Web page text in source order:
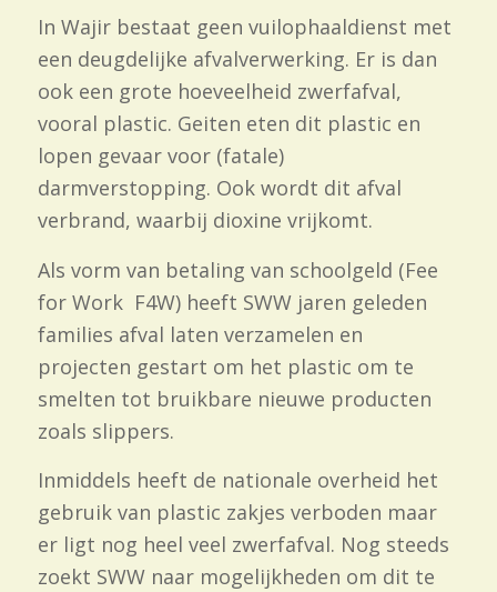
In Wajir bestaat geen vuilophaaldienst met
een deugdelijke afvalverwerking. Er is dan
ook een grote hoeveelheid zwerfafval,
vooral plastic. Geiten eten dit plastic en
lopen gevaar voor (fatale)
darmverstopping. Ook wordt dit afval
verbrand, waarbij dioxine vrijkomt.
Als vorm van betaling van schoolgeld (Fee
for Work F4W) heeft SWW jaren geleden
families afval laten verzamelen en
projecten gestart om het plastic om te
smelten tot bruikbare nieuwe producten
zoals slippers.
Inmiddels heeft de nationale overheid het
gebruik van plastic zakjes verboden maar
er ligt nog heel veel zwerfafval. Nog steeds
zoekt SWW naar mogelijkheden om dit te